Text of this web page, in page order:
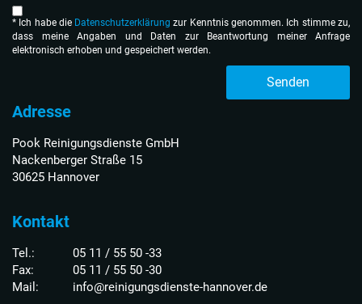
* Ich habe die Datenschutzerklärung zur Kenntnis genom­men. Ich stimme zu,
dass meine Angaben und Daten zur Beantwortung meiner Anfrage
elektronisch erhoben und gespeichert werden.
Senden
Adresse
Pook Reinigungsdienste GmbH
Nackenberger Straße 15
30625 Hannover
Kontakt
Tel.:
Fax:
Mail:
05 11 / 55 50 -33
05 11 / 55 50 -30
info@reinigungsdienste-hannover.de